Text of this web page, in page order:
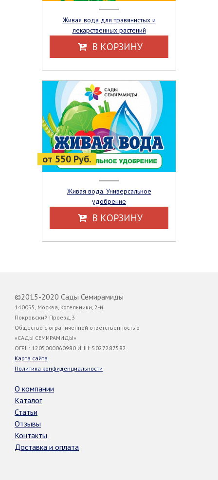
Живая вода для травянистых и
лекарственных растений
В КОРЗИНУ
от 550 Руб.
Живая вода. Универсальное
удобрение
В КОРЗИНУ
©2015-2020 Сады Семирамиды
140055, Москва, Котельники, 2-й
Покровский Проезд,3
Общество с ограниченной ответственностью
«САДЫ СЕМИРАМИДЫ»
ОГРН: 1205000060980 ИНН: 5027287582
Карта сайта
Политика конфиденциальности
О компании
Каталог
Статьи
Отзывы
Контакты
Доставка и оплата